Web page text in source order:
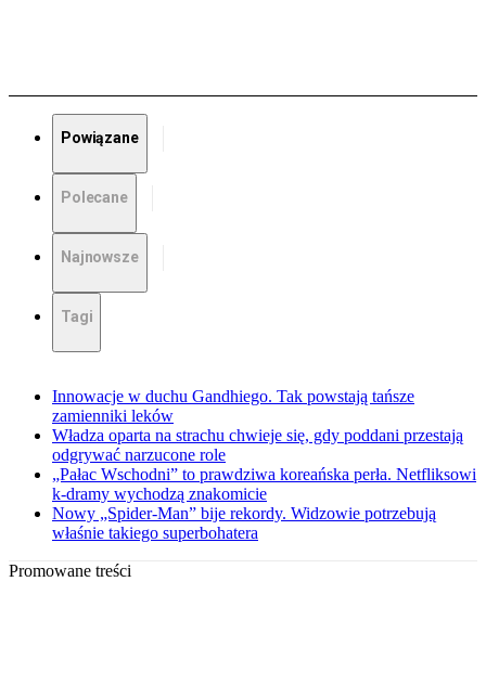
Powiązane
Polecane
Najnowsze
Tagi
Innowacje w duchu Gandhiego. Tak powstają tańsze
zamienniki leków
Władza oparta na strachu chwieje się, gdy poddani przestają
odgrywać narzucone role
„Pałac Wschodni” to prawdziwa koreańska perła. Netfliksowi
k-dramy wychodzą znakomicie
Nowy „Spider-Man” bije rekordy. Widzowie potrzebują
właśnie takiego superbohatera
Promowane treści